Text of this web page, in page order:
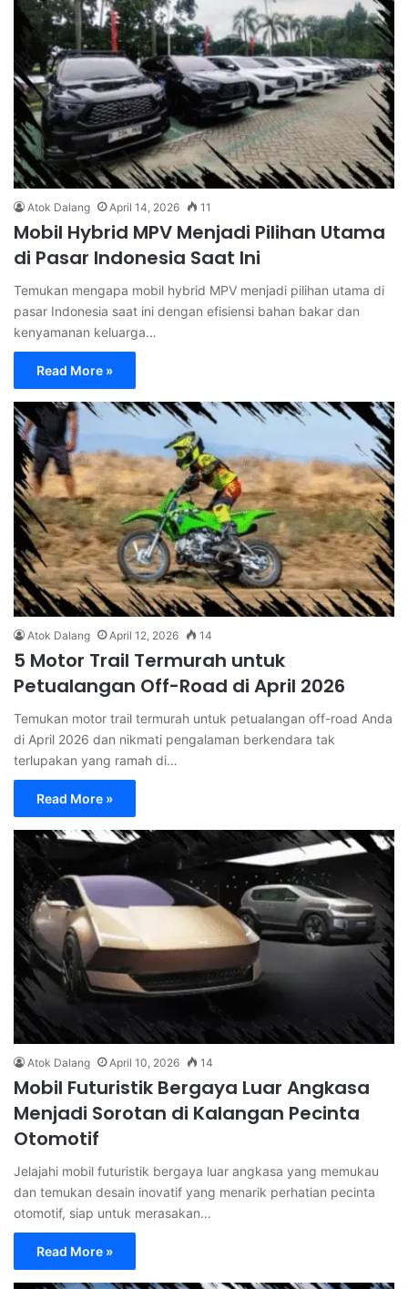
Atok Dalang April 14, 2026 11
Mobil Hybrid MPV Menjadi Pilihan Utama
di Pasar Indonesia Saat Ini
Temukan mengapa mobil hybrid MPV menjadi pilihan utama di
pasar Indonesia saat ini dengan efisiensi bahan bakar dan
kenyamanan keluarga…
Read More »
Atok Dalang April 12, 2026 14
5 Motor Trail Termurah untuk
Petualangan Off-Road di April 2026
Temukan motor trail termurah untuk petualangan off-road Anda
di April 2026 dan nikmati pengalaman berkendara tak
terlupakan yang ramah di…
Read More »
Atok Dalang April 10, 2026 14
Mobil Futuristik Bergaya Luar Angkasa
Menjadi Sorotan di Kalangan Pecinta
Otomotif
Jelajahi mobil futuristik bergaya luar angkasa yang memukau
dan temukan desain inovatif yang menarik perhatian pecinta
otomotif, siap untuk merasakan…
Read More »